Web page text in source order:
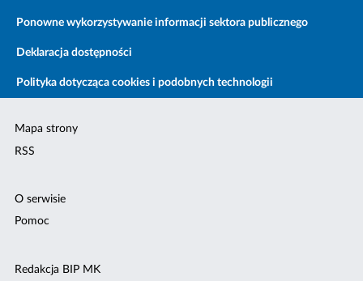
Ponowne wykorzystywanie informacji sektora publicznego
Deklaracja dostępności
Polityka dotycząca cookies i podobnych technologii
Mapa strony
RSS
O serwisie
Pomoc
Redakcja BIP MK